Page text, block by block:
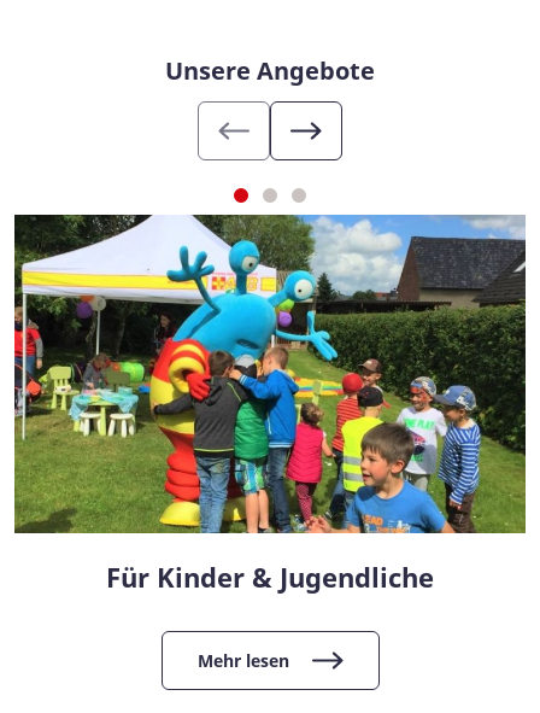
Unsere Angebote
Für Kinder & Jugendliche
Mehr lesen